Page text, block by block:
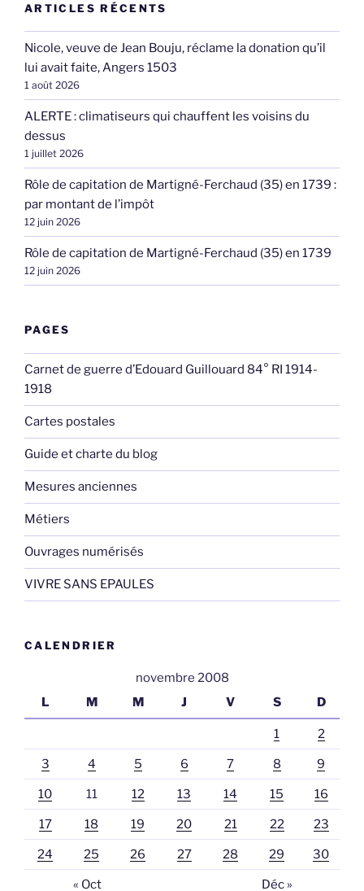
ARTICLES RÉCENTS
Nicole, veuve de Jean Bouju, réclame la donation qu’il
lui avait faite, Angers 1503
1 août 2026
ALERTE : climatiseurs qui chauffent les voisins du
dessus
1 juillet 2026
Rôle de capitation de Martigné-Ferchaud (35) en 1739 :
par montant de l’impôt
12 juin 2026
Rôle de capitation de Martigné-Ferchaud (35) en 1739
12 juin 2026
PAGES
Carnet de guerre d’Edouard Guillouard 84° RI 1914-
1918
Cartes postales
Guide et charte du blog
Mesures anciennes
Métiers
Ouvrages numérisés
VIVRE SANS EPAULES
CALENDRIER
novembre 2008
L
M M J V S D
1 2
3 4 5 6 7 8 9
10 11 12 13 14 15 16
17 18 19 20 21 22 23
24 25 26 27 28 29 30
« Oct Déc »